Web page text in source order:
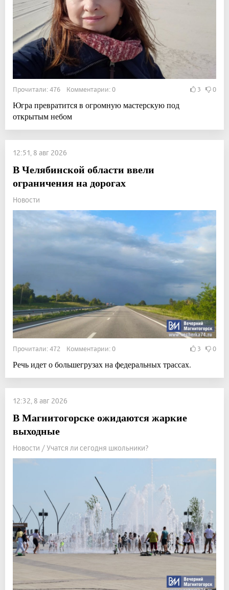
Прочитали: 476 Комментарии: 0 3 0
Югра превратится в огромную мастерскую под
открытым небом
12:51, 8 авг 2026
В Челябинской области ввели
ограничения на дорогах
Новости
Прочитали: 472 Комментарии: 0 3 0
Речь идет о большегрузах на федеральных трассах.
12:32, 8 авг 2026
В Магнитогорске ожидаются жаркие
выходные
Новости / Учатся ли сегодня школьники?